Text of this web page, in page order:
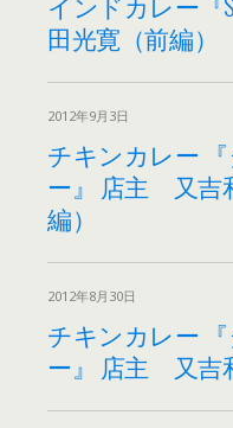
田光寛（前編）
2012年9月3日
チキンカレー
ー』 店主 又吉
編）
2012年8月30日
チキンカレー
ー』 店主 又吉